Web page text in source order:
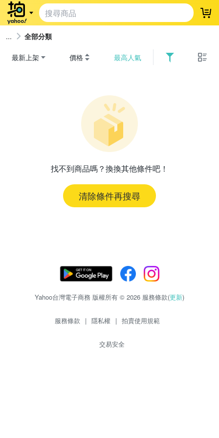
登
全部分類
最新上架 價格 最高人氣
找不到商品嗎？換換其他條件吧！
清除條件再搜尋
Yahoo台灣電子商務 版權所有 © 2026 服務條款(更新)
服務條款 | 隱私權 | 拍賣使用規範
交易安全